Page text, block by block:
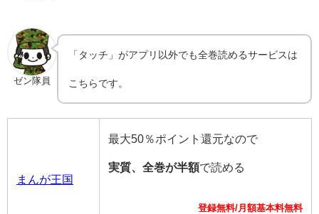
ゼン隊員
「タッチ」がアプリ以外でも全巻読めるサービスは
こちらです。
まんが王国
最大50％ポイント還元なので
実質、全巻が半額で読める
登録無料/月額基本料無料